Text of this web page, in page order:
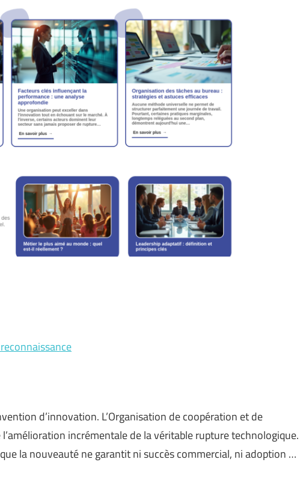
d’innovation. L’Organisation de coopération et de
incrémentale de la véritable rupture technologique.
la nouveauté ne garantit ni succès commercial, ni adoption …